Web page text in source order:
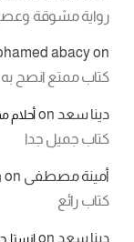
رواية مشوقة وعصية
abacyon
كتاب ممتع انصح به
دينا سعد onأحلام
كتاب جميل جدا
أمينة مصطفى on
كتاب رائع
دينا سعد on